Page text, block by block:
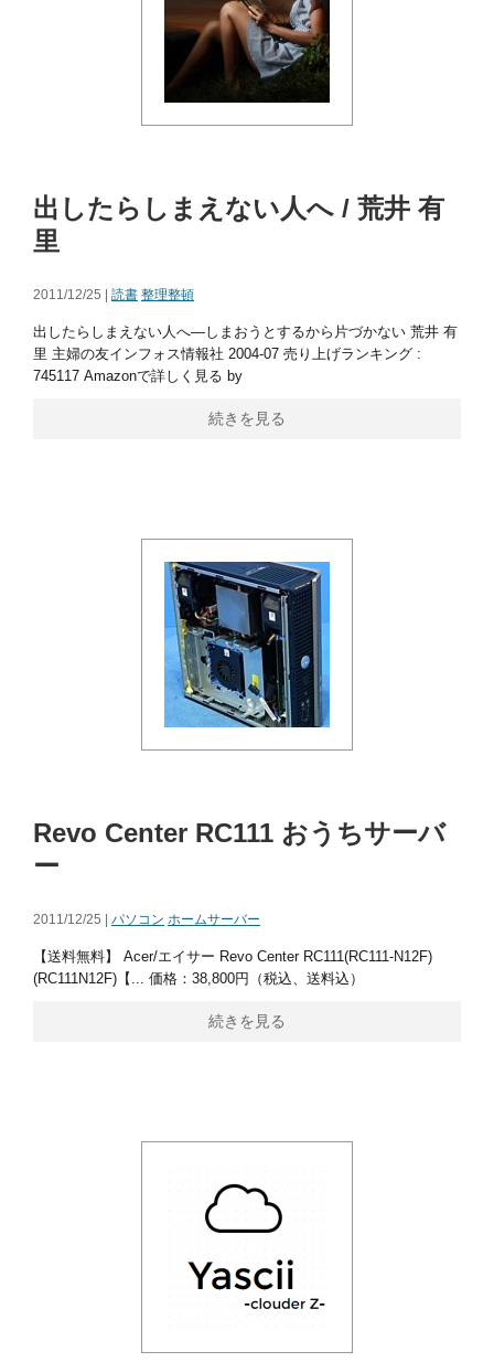
出したらしまえない人へ / 荒井 有
里
2011/12/25 | 読書 整理整頓
出したらしまえない人へ―しまおうとするから片づかない 荒井 有
里 主婦の友インフォス情報社 2004-07 売り上げランキング :
745117 Amazonで詳しく見る by
続きを見る
Revo Center RC111 おうちサーバ
ー
2011/12/25 | パソコン ホームサーバー
【送料無料】 Acer/エイサー Revo Center RC111(RC111-N12F)
(RC111N12F)【... 価格：38,800円（税込、送料込）
続きを見る